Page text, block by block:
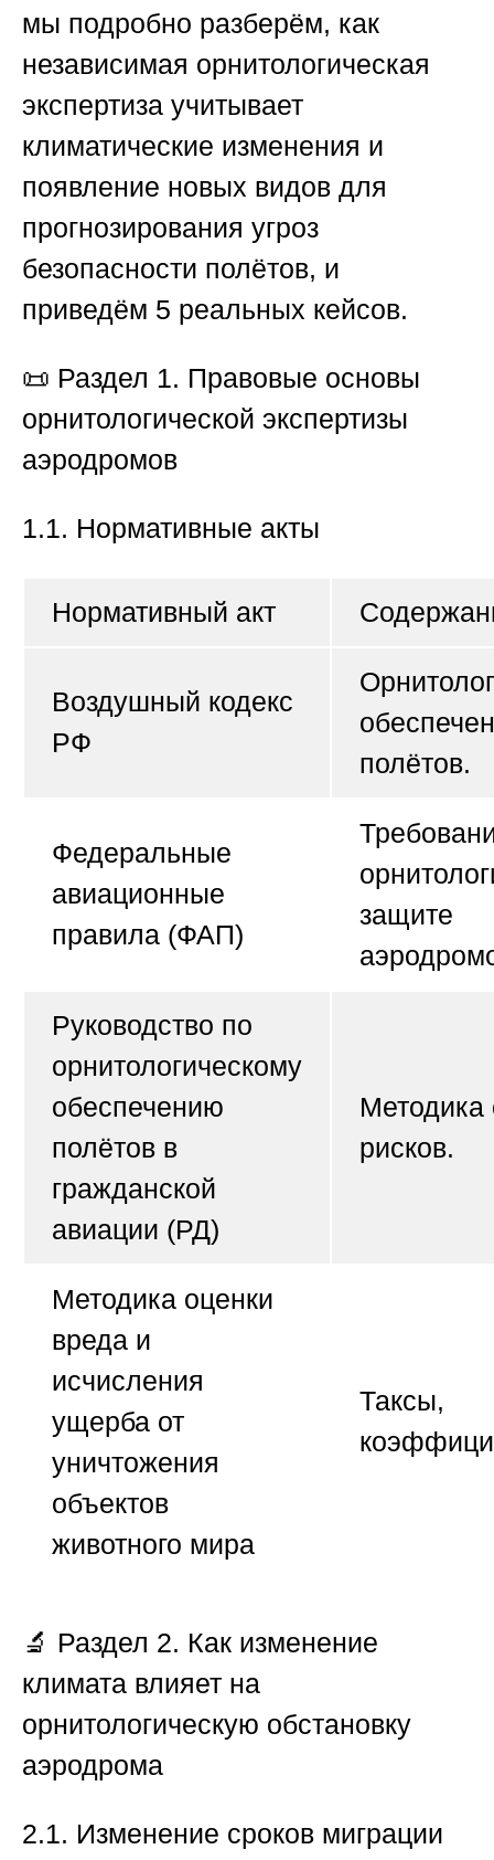
мы подробно разберём, как
независимая орнитологическая
экспертиза учитывает
климатические изменения и
появление новых видов для
прогнозирования угроз
безопасности полётов, и
приведём 5 реальных кейсов.
📜 Раздел 1. Правовые основы
орнитологической экспертизы
аэродромов
1.1. Нормативные акты
Нормативный акт
Воздушный кодекс
РФ
полётов.
Федеральные
авиационные
правила (ФАП)
защите
Руководство по
орнитологическому
обеспечению
полётов в
гражданской
авиации (РД)
Методика
рисков.
Методика оценки
вреда и
исчисления
ущерба от
уничтожения
объектов
животного мира
Таксы,
🔬 Раздел 2. Как изменение
климата влияет на
орнитологическую обстановку
аэродрома
2.1. Изменение сроков миграции